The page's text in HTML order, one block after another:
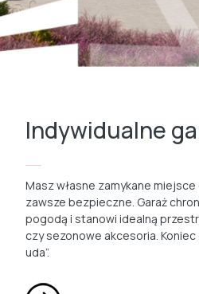
Indywidualne
Masz własne zamykane
zawsze bezpieczne. Garaż
pogodą i stanowi idealną
czy sezonowe akcesoria.
uda”.